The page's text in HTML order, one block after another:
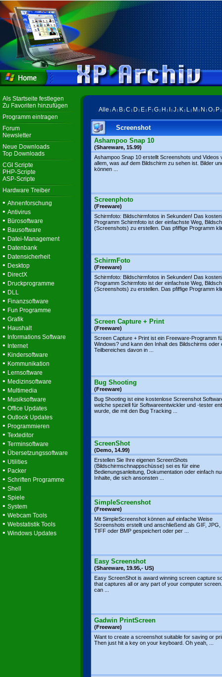
Als Startseite festlegen
Zu Favoriten hinzufügen
Programm eintragen
Forum
Newsletter
Neue Downloads
Top Downloads
CGI Scripte
PHP-Scripte
ASP-Scripte
Hardware Treiber
• Ahnenforschung
• Antivirus
• Bürosoftware
• Bausoftware
• Datei-Management
• Datenbank
• Datensicherheit
• Desktop
• DirectX
• Druckprogramme
• DLL
• Finanzsoftware
• Fun Programme
• Grafik
• Haushalt
• Informations Software
• Internet
• Kindersoftware
• Kommunikation
• Lernsoftware
• Medizinsoftware
• Multimedia
• Musiksoftware
• Office Updates
• Outlook Updates
• Programmieren
• Texteditor
• Terminsoftware
• Übersetzungssoftware
• Utilities
• Packer
• Schriften Programme
• Shell
• Spiele
• System
• Webcam Tools
• Webstatistik Tools
• Windows Updates
Alle A B C D E F G H J K L M N O P
Screenshot
Ashampoo Snap 10
(Shareware, 15.99)
Ashampoo Snap 10 erstellt Screenshots und Videos
allem, was auf dem Bildschirm zu sehen ist. Bilder
können ...
Screenphoto
(Freeware)
Schirmfoto: Bildschirmfotos in Sekunden! Das
Programm Schirmfoto ist der einfachste Weg,
(Screenshots) zu erstellen. Das pfiffige Programm
SchirmFoto
(Freeware)
Schirmfoto: Bildschirmfotos in Sekunden! Das
Programm Schirmfoto ist der einfachste Weg,
(Screenshots) zu erstellen. Das pfiffige Programm
Screen Capture + Print
(Freeware)
Screen Capture + Print ist ein Freeware-Programm
Windows? und kann den Inhalt des Bildschirms oder
Teilbereiches davon in ...
Bug Shooting
(Freeware)
Bug Shooting ist eine kostenlose Screenshot
welche speziell für Softwareentwickler und -tester
wurde, die mit den Bug Tracking ...
ScreenShot
(Demo, 14.99)
Erstellen Sie Ihre eigenen ScreenShots
(Bildschirmschnappschüsse) sei es für eine
Bedienungsanleitung, Dokumentation oder einfach
Inhalte, die sich ansonsten ...
SimpleScreenshot
(Freeware)
Mit SimpleScreenshot können auf einfache Weise
Screenshots erstellt und anschließend als GIF, JPG,
TIFF oder BMP gespeichert oder per ...
Easy Screenshot
(Shareware, 19.95,- US)
Easy ScreenShot is award winning screen capture
that captures all or any part of your computer
can ...
Gadwin PrintScreen
(Freeware)
Want to create a screenshot suitable for saving or
Then just hit a key on your keyboard. Oh yeah, ...